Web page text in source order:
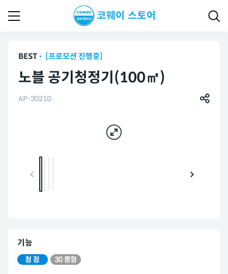
BEST [프로모션 진행중]
노블 공기청정기(100㎡)
AP-3021D
기능